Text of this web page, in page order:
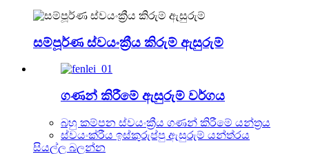
සම්පූර්ණ ස්වයංක්‍රීය කිරුම් ඇසුරුම්
ගණන් කිරීමේ ඇසුරුම් වර්ගය
බහු කම්පන ස්වයංක්‍රීය ගණන් කිරීමේ යන්ත්‍රය
ස්වයංක්රීය ඉස්කුරුප්පු ඇසුරුම් යන්ත්රය
සියල්ල බලන්න